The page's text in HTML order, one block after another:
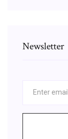
Newsletter